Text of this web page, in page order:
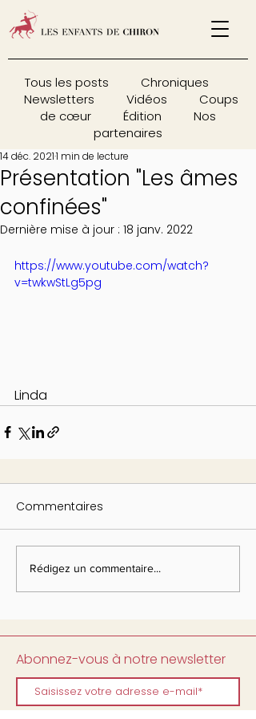
Tous les posts
Chroniques
Newsletters
Vidéos
Coups
de cœur
Édition
Nos
partenaires
Présentation "Les âmes
confinées"
14 déc. 20211 min de lecture
Dernière mise à jour : 18 janv. 2022
https://www.youtube.com/watch?
v=twkwStLg5pg
Linda
Commentaires
Rédigez un commentaire...
Abonnez-vous à notre newsletter